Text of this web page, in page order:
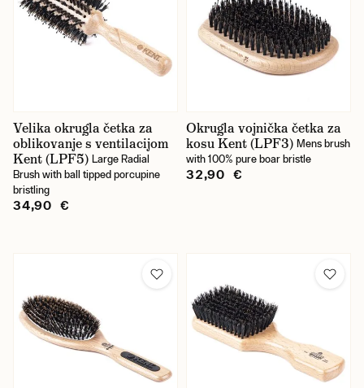
Velika okrugla četka za
oblikovanje s ventilacijom
Kent (LPF5) Large Radial
Brush with ball tipped porcupine
bristling
34,90 €
Okrugla vojnička četka za
kosu Kent (LPF3) Mens brush
with 100% pure boar bristle
32,90 €